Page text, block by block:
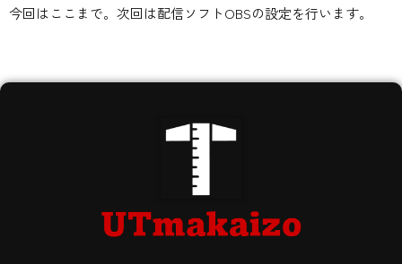
今回はここまで。次回は配信ソフトOBSの設定を行います。